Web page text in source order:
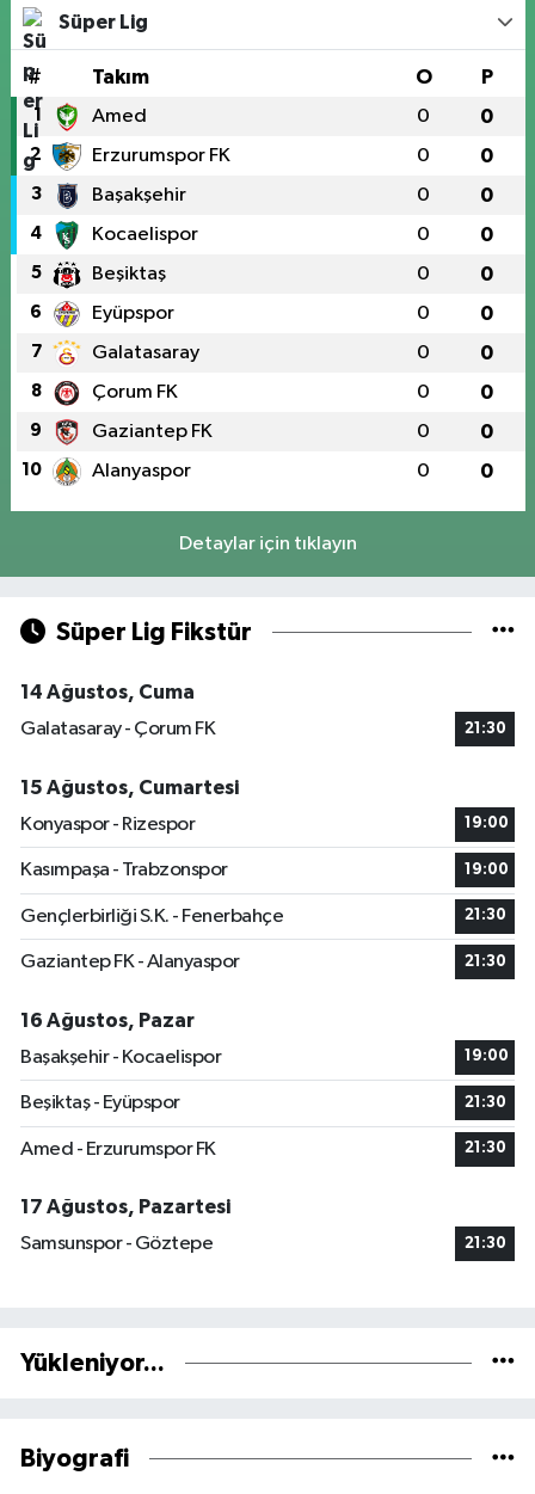
Süper Lig
# Takım O P
1 Amed 0 0
2 Erzurumspor FK 0 0
3 Başakşehir 0 0
4 Kocaelispor 0 0
5 Beşiktaş 0 0
6 Eyüpspor 0 0
7 Galatasaray 0 0
8 Çorum FK 0 0
9 Gaziantep FK 0 0
10 Alanyaspor 0 0
Detaylar için tıklayın
Süper Lig Fikstür
14 Ağustos, Cuma
Galatasaray - Çorum FK
21:30
15 Ağustos, Cumartesi
Konyaspor - Rizespor
19:00
Kasımpaşa - Trabzonspor 19:00
Gençlerbirliği S.K. - Fenerbahçe 21:30
Gaziantep FK - Alanyaspor 21:30
16 Ağustos, Pazar
Başakşehir - Kocaelispor
19:00
Beşiktaş - Eyüpspor 21:30
Amed - Erzurumspor FK 21:30
17 Ağustos, Pazartesi
Samsunspor - Göztepe
21:30
Yükleniyor...
Biyografi